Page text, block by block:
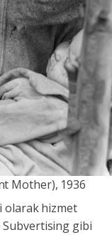
Mother), 1936
olarak hizmet
Subvertising gibi